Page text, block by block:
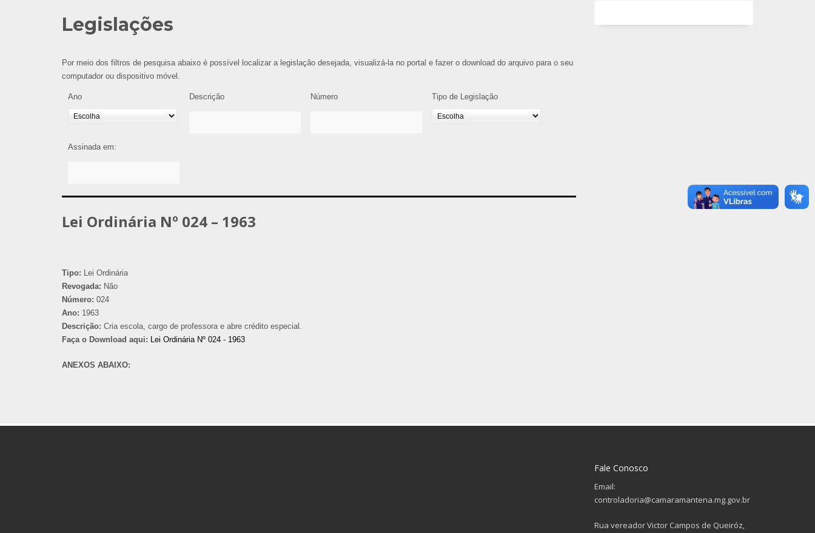
Legislações
Por meio dos filtros de pesquisa abaixo é possível localizar a legislação desejada, visualizá-la no portal e fazer o download do arquivo para o seu
computador ou dispositivo móvel.
Ano Descrição Número Tipo de Legislação
Assinada em:
Lei Ordinária Nº 024 – 1963
Tipo: Lei Ordinária
Revogada: Não
Número: 024
Ano: 1963
Descrição: Cria escola, cargo de professora e abre crédito especial.
Faça o Download aqui: Lei Ordinária Nº 024 - 1963
ANEXOS ABAIXO:
Fale Conosco
Email:
controladoria@camaramantena.mg.gov.br
Rua vereador Victor Campos de Queiróz,